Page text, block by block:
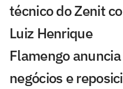
técnico do Zenit
Luiz Henrique
Flamengo
negócios e